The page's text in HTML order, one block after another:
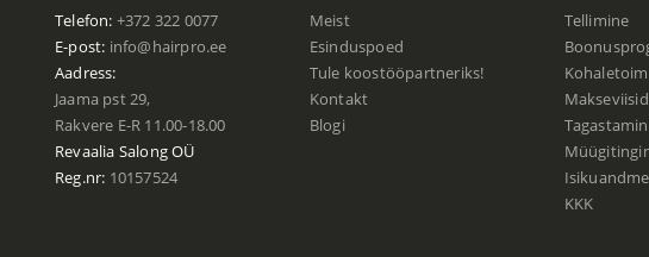
Telefon: +372 322 0077
E-post: info@hairpro.ee
Aadress:
Jaama pst 29,
Rakvere E-R 11.00-18.00
Revaalia SalongOÜ
Reg.nr: 10157524
Meist
Esinduspoed
Tule koostööpartneriks!
Kontakt
Blogi
Tellimine
Makseviisid
KKK